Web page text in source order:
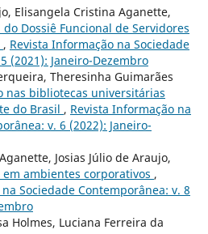
Elisangela Cristina Aganette,
Dossiê Funcional de Servidores
, Revista Informação na Sociedade
(2021): Janeiro-Dezembro
Theresinha Guimarães
nas bibliotecas universitárias
do Brasil , Revista Informação na
v. 6 (2022): Janeiro-
Josias Júlio de Araujo,
ambientes corporativos ,
Sociedade Contemporânea: v. 8
Holmes, Luciana Ferreira da